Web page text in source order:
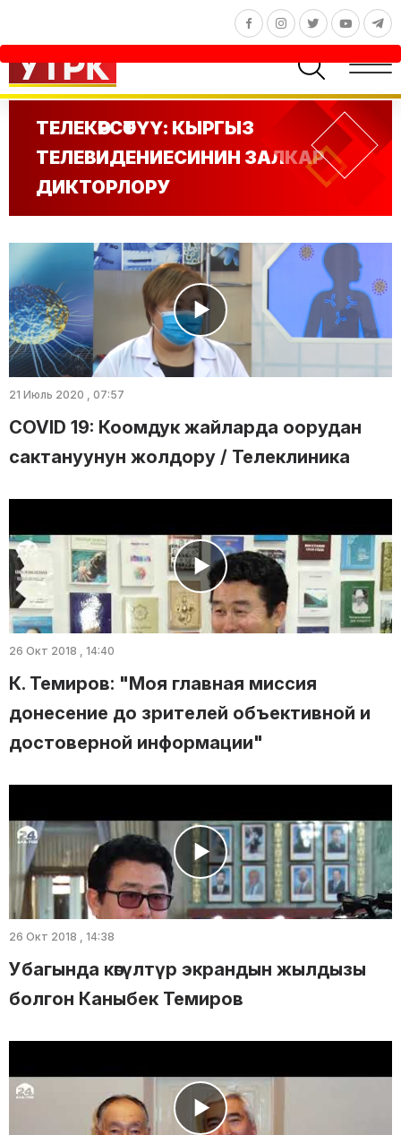
ТЕЛЕКӨРСӨТҮҮ: КЫРГЫЗ
ТЕЛЕВИДЕНИЕСИНИН ЗАЛКАР
ДИКТОРЛОРУ
21 Июль 2020 , 07:57
COVID 19: Коомдук жайларда оорудан
сактануунун жолдору / Телеклиника
26 Окт 2018 , 14:40
К. Темиров: "Моя главная миссия
донесение до зрителей объективной и
достоверной информации"
26 Окт 2018 , 14:38
Убагында көгүлтүр экрандын жылдызы
болгон Каныбек Темиров